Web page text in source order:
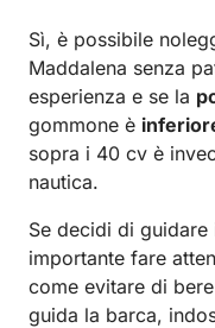
Sì, è possibile
Maddalena senza
esperienza e se la
gommone è
sopra i 40 cv è
nautica.
Se decidi di
importante fare
come evitare di
guida la barca,